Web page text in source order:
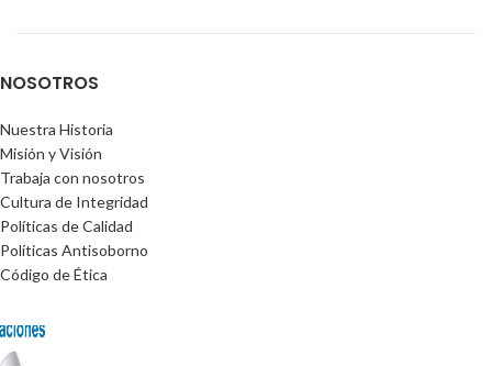
NOSOTROS
Nuestra Historia
Misión y Visión
Trabaja con nosotros
Cultura de Integridad
Políticas de Calidad
Políticas Antisoborno
Código de Ética